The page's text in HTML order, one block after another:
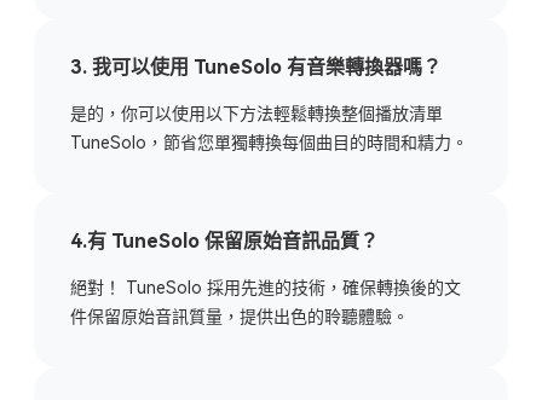
3. 我可以使用 TuneSolo 有音樂轉換器嗎？
是的，你可以使用以下方法輕鬆轉換整個播放清單
TuneSolo，節省您單獨轉換每個曲目的時間和精力。
4.有 TuneSolo 保留原始音訊品質？
絕對！ TuneSolo 採用先進的技術，確保轉換後的文
件保留原始音訊質量，提供出色的聆聽體驗。